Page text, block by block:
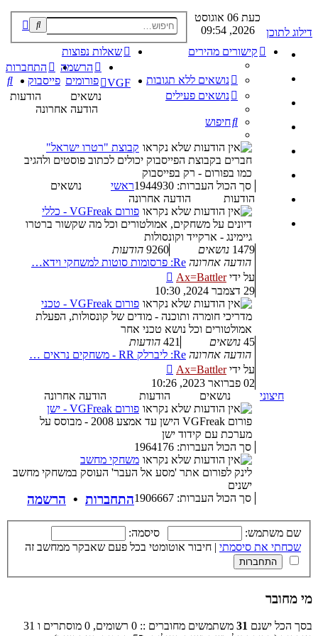
דילוג לתוכן
קישורים מהירים
נושאים ללא תגובות
נושאים פעילים
חיפוש
שאלות נפוצות
התחברות
הרשמה
VGF
פורומים
כעת 06 אוגוסט
2026, 09:54
פייסבוק
נושאים
הודעות
הודעה אחרונה
קבוצת "רטרו ישראל"
חברים בקבוצת הפייסבוק יכולים לכתוב פוסטים ולהגיב
כמו בפורום - רק בפייסבוק
סך הכול העברות: 1944930
ראשי
נושאים
הודעות
הודעה אחרונה
פורום VGFreak - כללי
דיונים על משחקים, אמולטורים וכל מה שקשור ברטרו
גיימינג - ארקייד וקונסולות
1479 נושאים 9260 הודעות
הודעה אחרונה Re: פרסומות סוטות למשחקי וידא…
על ידיAx=Battler
בהודעה
האחרונה
29 דצמבר 2024, 10:30
פורום VGFreak - טכני
מדריכי חומרה ותוכנה - מודים של קונסולות, הפעלת
אמולטורים וכל נושא טכני אחר
45 נושאים 421 הודעות
הודעה אחרונה Re: ליברלק RR - משחקים נראים …
על ידיAx=Battler
בהודעה
האחרונה
02 פברואר 2023, 10:26
חיצוני
נושאים הודעות
הודעה אחרונה
פורום VGFreak - ישן
פורום VGFreak הישן עד אמצע 2008 - מבוסס על
מערכת עם קידוד ישן
סך הכול העברות: 1964176
משחקי מחשב
לינק לפורום אתר 'מסע אל העבר' העוסק במשחקי מחשב
ישנים
סך הכול העברות: 1906667
התחברות • הרשמה
שם משתמש:
סיסמה:
שכחתי את סיסמתי | חיבור אוטומטי בכל פעם שאבקר ממחשב זה
מי מחובר
בסך הכל ישנם 31
משתמשים מחוברים :: 0 רשומים, 0 מוסתרים ו 31